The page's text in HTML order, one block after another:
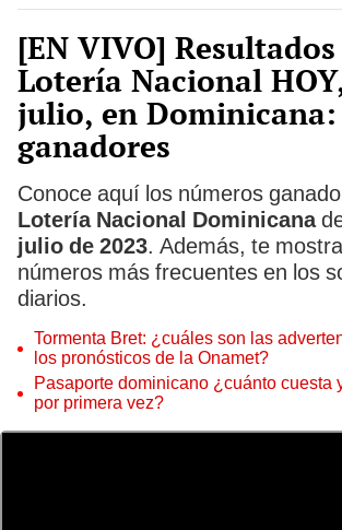
[EN VIVO]
Lotería Nacional
julio, en
ganadores
Conoce aquí los números
Lotería Nacional Dominicana
julio de 2023. Además, te
números más frecuentes en los
diarios.
Tormenta Bret: ¿cuáles son las
los pronósticos de la Onamet?
Pasaporte dominicano ¿cuánto cuesta
por primera vez?